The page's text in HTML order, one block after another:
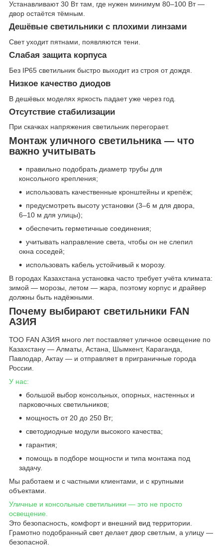
Устанавливают 30 Вт там, где нужен минимум 80–100 Вт —
двор остаётся тёмным.
Дешёвые светильники с плохими линзами
Свет уходит пятнами, появляются тени.
Слабая защита корпуса
Без IP65 светильник быстро выходит из строя от дождя.
Низкое качество диодов
В дешёвых моделях яркость падает уже через год.
Отсутствие стабилизации
При скачках напряжения светильник перегорает.
Монтаж уличного светильника — что
важно учитывать
правильно подобрать диаметр трубы для
консольного крепления;
использовать качественные кронштейны и крепёж;
предусмотреть высоту установки (3–6 м для двора,
6–10 м для улицы);
обеспечить герметичные соединения;
учитывать направление света, чтобы он не слепил
окна соседей;
использовать кабель устойчивый к морозу.
В городах Казахстана установка часто требует учёта климата:
зимой — морозы, летом — жара, поэтому корпус и драйвер
должны быть надёжными.
Почему выбирают светильники FAN
АЗИЯ
ТОО FAN АЗИЯ много лет поставляет уличное освещение по
Казахстану — Алматы, Астана, Шымкент, Караганда,
Павлодар, Актау — и отправляет в приграничные города
России.
У нас:
большой выбор консольных, опорных, настенных и
парковочных светильников;
мощность от 20 до 250 Вт;
светодиодные модули высокого качества;
гарантия;
помощь в подборе мощности и типа монтажа под
задачу.
Мы работаем и с частными клиентами, и с крупными
объектами.
Уличные и консольные светильники — это не просто
освещение.
Это безопасность, комфорт и внешний вид территории.
Грамотно подобранный свет делает двор светлым, а улицу —
безопасной.